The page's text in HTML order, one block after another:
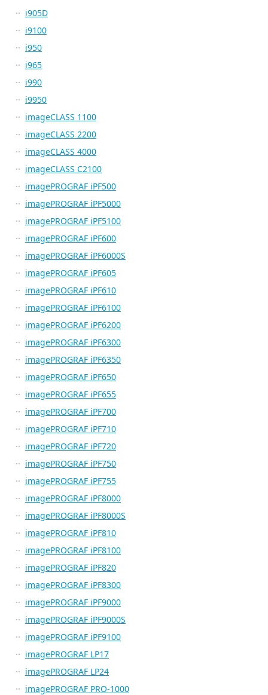
i905D
i9100
i950
i965
i990
i9950
imageCLASS 1100
imageCLASS 2200
imageCLASS 4000
imageCLASS C2100
imagePROGRAF iPF500
imagePROGRAF iPF5000
imagePROGRAF iPF5100
imagePROGRAF iPF600
imagePROGRAF iPF6000S
imagePROGRAF iPF605
imagePROGRAF iPF610
imagePROGRAF iPF6100
imagePROGRAF iPF6200
imagePROGRAF iPF6300
imagePROGRAF iPF6350
imagePROGRAF iPF650
imagePROGRAF iPF655
imagePROGRAF iPF700
imagePROGRAF iPF710
imagePROGRAF iPF720
imagePROGRAF iPF750
imagePROGRAF iPF755
imagePROGRAF iPF8000
imagePROGRAF iPF8000S
imagePROGRAF iPF810
imagePROGRAF iPF8100
imagePROGRAF iPF820
imagePROGRAF iPF8300
imagePROGRAF iPF9000
imagePROGRAF iPF9000S
imagePROGRAF iPF9100
imagePROGRAF LP17
imagePROGRAF LP24
imagePROGRAF PRO-1000